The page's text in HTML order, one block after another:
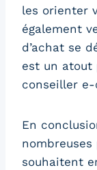
les orienter
également
d’achat se
est un atout
conseiller
En
souhaitent